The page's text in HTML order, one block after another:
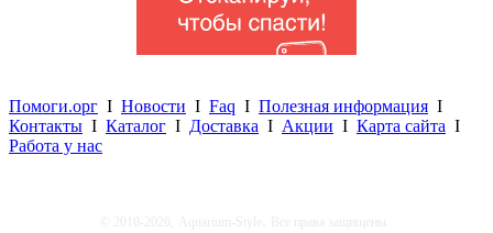
Помоги.орг I Новости I Faq I Полезная информация I
Контакты I Каталог I Доставка I Акции I Карта сайта I
Работа у нас